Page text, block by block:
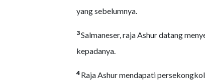
yang sebelumnya.
3Salmaneser, raja Ashur datang
kepadanya.
4 Raja Ashur mendapati